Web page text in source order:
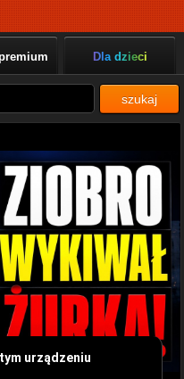
Dla dzieci
szukaj
urządzeniu